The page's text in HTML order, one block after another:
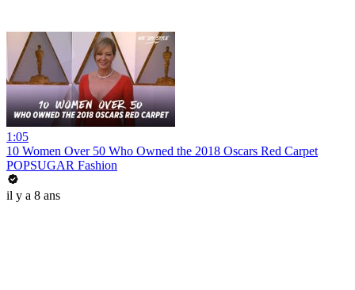
1:05
10 Women Over 50 Who Owned the 2018 Oscars Red Carpet
POPSUGAR Fashion
il y a 8 ans